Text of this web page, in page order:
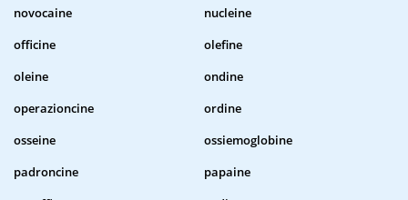
novocaine
nucleine
officine
olefine
oleine
ondine
operazioncine
ordine
osseine
ossiemoglobine
padroncine
papaine